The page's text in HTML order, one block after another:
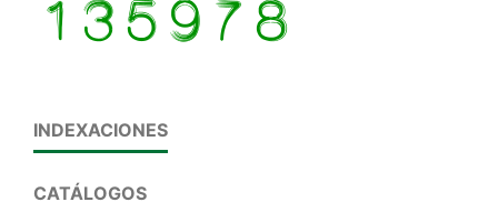
INDEXACIONES
CATÁLOGOS